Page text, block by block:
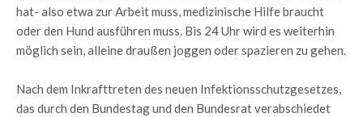
hat- also etwa zur Arbeit muss, medizinische Hilfe braucht
oder den Hund ausführen muss. Bis 24 Uhr wird es weiterhin
möglich sein, alleine draußen joggen oder spazieren zu gehen.
Nach dem Inkrafttreten des neuen Infektionsschutzgesetzes,
das durch den Bundestag und den Bundesrat verabschiedet